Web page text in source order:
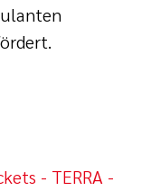
- TERRA -